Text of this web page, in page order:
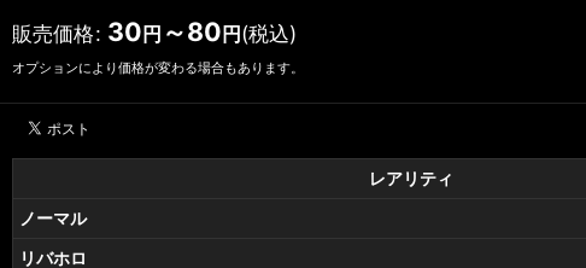
販売価格: 30 円 ～80 円 (税込)
オプションにより価格が変わる場合もあります。
レアリティ
ノーマル
リバホロ